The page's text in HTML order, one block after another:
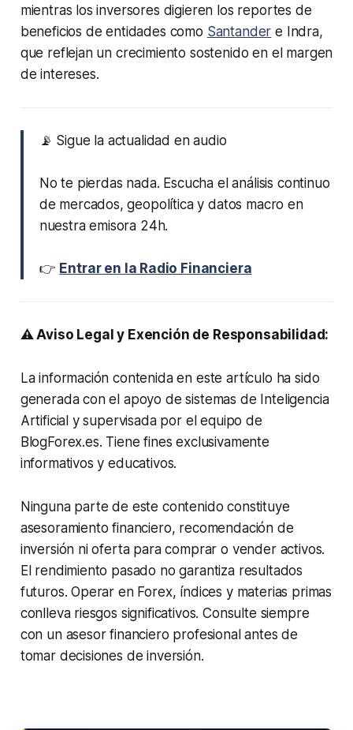
mientras los inversores digieren los reportes de
beneficios de entidades como Santander e Indra,
que reflejan un crecimiento sostenido en el margen
de intereses.
📡 Sigue la actualidad en audio
No te pierdas nada. Escucha el análisis continuo
de mercados, geopolítica y datos macro en
nuestra emisora 24h.
👉 Entrar en la Radio Financiera
⚠️ Aviso Legal y Exención de Responsabilidad:
La información contenida en este artículo ha sido
generada con el apoyo de sistemas de Inteligencia
Artificial y supervisada por el equipo de
BlogForex.es. Tiene fines exclusivamente
informativos y educativos.
Ninguna parte de este contenido constituye
asesoramiento financiero, recomendación de
inversión ni oferta para comprar o vender activos.
El rendimiento pasado no garantiza resultados
futuros. Operar en Forex, índices y materias primas
conlleva riesgos significativos. Consulte siempre
con un asesor financiero profesional antes de
tomar decisiones de inversión.